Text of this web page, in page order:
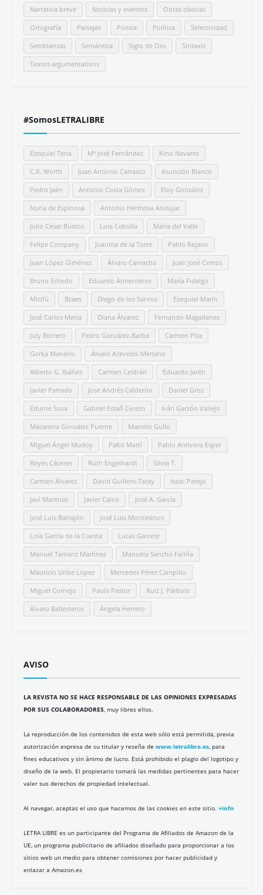
Narrativa breve Noticias y eventos Obras clásicas
Ortografía Paisajes Poesía Política Selectividad
Semblanzas Semántica Siglo de Oro Sintaxis
Textos argumentativos
#SomosLETRALIBRE
Ezequiel Tena Mª José Fernández Kino Navarro
C.R. Worth Juan Antonio Carrasco Asunción Blanco
Pedro Jaén Antonio Costa Gómez Eloy González
Nuria de Espinosa Antonio Hermosa Andújar
Julio César Bustos Lola Cebolla María del Valle
Felipe Company Juanma de la Torre Pablo Rejano
Juan López Giménez Álvaro Camacho Juan José Cerezo
Bruno Echedo Eduardo Armenteros María Fidalgo
Micifú Bcaes Diego de los Santos Ezequiel Marín
José Carlos Mena Diana Álvarez Fernando Magallanes
July Borrero Pedro González-Barba Carmen Pita
Gorka Maneiro Álvaro Acevedo-Merlano
Alberto G. Ibáñez Carmen Celdrán Eduardo Jarén
Javier Parrado Jose Andrés Calderón Daniel Groz
Edurne Sosa Gabriel Estañ Cerezo Iván Garzón Vallejo
Macarena González Puente Marcelo Gullo
Miguel Ángel Mudoy PaKo Martí Pablo Antivero Esper
Reyes Cáceres Ruth Engelhardt Silvia T.
Carmen Álvarez David Guillem-Tatay Isaac Parejo
Javi Marenas Javier Calvo José A. García
José Luis Barrajón José Luis Montesinos
Lola García de la Cuesta Lucas Garcete
Manuel Tamariz Martínez Manuela Sancho Fariña
Mauricio Uribe López Mercedes Pérez Campillo
Miguel Cornejo Paula Pastor Ruiz J. Párbole
Álvaro Ballesteros Ángela Herrero
AVISO
LA REVISTA NO SE HACE RESPONSABLE DE LAS OPINIONES EXPRESADAS
POR SUS COLABORADORES, muy libres ellos.
La reproducción de los contenidos de esta web sólo está permitida, previa
autorización expresa de su titular y reseña de www.letralibre.es, para
fines educativos y sin ánimo de lucro. Está prohibido el plagio del logotipo y
diseño de la web. El propietario tomará las medidas pertinentes para hacer
valer sus derechos de propiedad intelectual.
Al navegar, aceptas el uso que hacemos de las cookies en este sitio. +info
LETRA LIBRE es un participante del Programa de Afiliados de Amazon de la
UE, un programa publicitario de afiliados diseñado para proporcionar a los
sitios web un medio para obtener comisiones por hacer publicidad y
enlazar a Amazon.es